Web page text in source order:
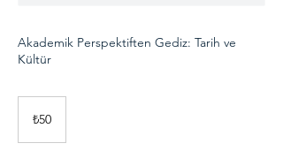
Akademik Perspektiften Gediz: Tarih ve
Kültür
Türk
lirası₺50